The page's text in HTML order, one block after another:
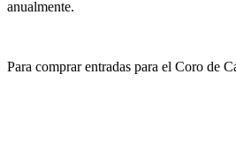
anualmente.
Para comprar entradas para el Coro de